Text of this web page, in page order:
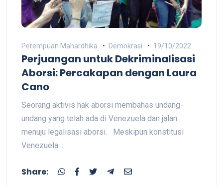
Perempuan Mahardhika Demokrasi 19/10/2022
Perjuangan untuk Dekriminalisasi
Aborsi: Percakapan dengan Laura
Cano
Seorang aktivis hak aborsi membahas undang-
undang yang telah ada di Venezuela dan jalan
menuju legalisasi aborsi. Meskipun konstitusi
Venezuela ...
Share: